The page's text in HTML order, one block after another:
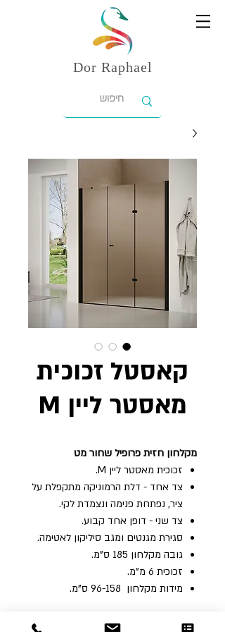
Dor Raphael
קאסטל זכוכית
מאסטר ליין M
מקלחון חזית פרופיל שחור מט
זכוכית מאסטר ליין M.
צד אחד - דלת הרמוניקה מתקפלת על
ציר, נפתחת פנימה ונצמדת לקי.
צד שני - דופן אחד קבוע.
סגירת מגנטים ומגב סיליקון לאטימה.
גובה‭ ‬מקלחון ‬185 ‬ס"מ‭. ‬
זכוכית‭ ‬6‭ ‬מ"מ‭. ‬
מידות ‬מקלחון ‭ 96-158 ‬ס"מ‭. ‬